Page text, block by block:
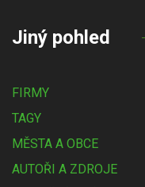
Jiný pohled
FIRMY
TAGY
MĚSTA A OBCE
AUTOŘI A ZDROJE